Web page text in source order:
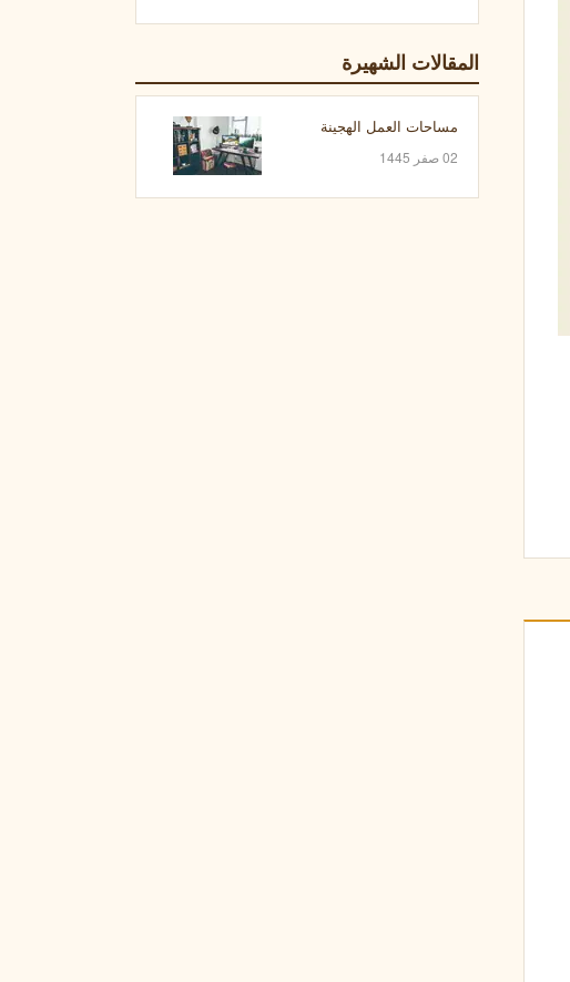
المقالات الشهيرة
مساحات العمل الهجينة
02 صفر 1445